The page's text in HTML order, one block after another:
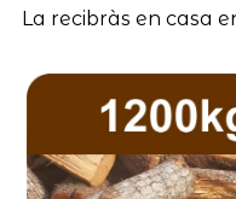
La recibràs en casa